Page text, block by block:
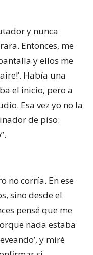
y nunca
Entonces, me
y ellos me
Había una
el inicio, pero a
Esa vez yo no la
de piso:
no corría. En ese
sino desde el
pensé que me
nada estaba
y miré